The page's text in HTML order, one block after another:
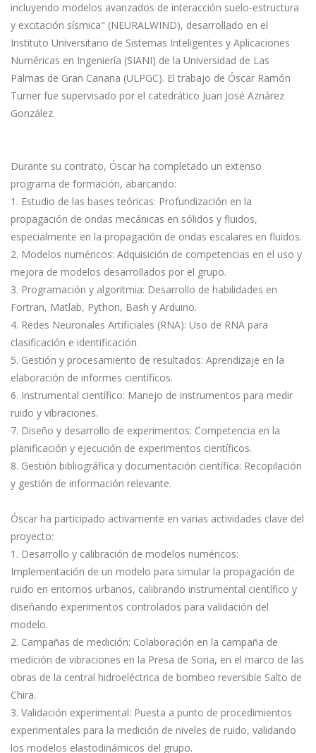
incluyendo modelos avanzados de interacción suelo-estructura
y excitación sísmica" (NEURALWIND), desarrollado en el
Instituto Universitario de Sistemas Inteligentes y Aplicaciones
Numéricas en Ingeniería (SIANI) de la Universidad de Las
Palmas de Gran Canaria (ULPGC). El trabajo de Óscar Ramón
Turner fue supervisado por el catedrático Juan José Aznárez
González.
Durante su contrato, Óscar ha completado un extenso
programa de formación, abarcando:
1. Estudio de las bases teóricas: Profundización en la
propagación de ondas mecánicas en sólidos y fluidos,
especialmente en la propagación de ondas escalares en fluidos.
2. Modelos numéricos: Adquisición de competencias en el uso y
mejora de modelos desarrollados por el grupo.
3. Programación y algoritmia: Desarrollo de habilidades en
Fortran, Matlab, Python, Bash y Arduino.
4. Redes Neuronales Artificiales (RNA): Uso de RNA para
clasificación e identificación.
5. Gestión y procesamiento de resultados: Aprendizaje en la
elaboración de informes científicos.
6. Instrumental científico: Manejo de instrumentos para medir
ruido y vibraciones.
7. Diseño y desarrollo de experimentos: Competencia en la
planificación y ejecución de experimentos científicos.
8. Gestión bibliográfica y documentación científica: Recopilación
y gestión de información relevante.
Óscar ha participado activamente en varias actividades clave del
proyecto:
1. Desarrollo y calibración de modelos numéricos:
Implementación de un modelo para simular la propagación de
ruido en entornos urbanos, calibrando instrumental científico y
diseñando experimentos controlados para validación del
modelo.
2. Campañas de medición: Colaboración en la campaña de
medición de vibraciones en la Presa de Soria, en el marco de las
obras de la central hidroeléctrica de bombeo reversible Salto de
Chira.
3. Validación experimental: Puesta a punto de procedimientos
experimentales para la medición de niveles de ruido, validando
los modelos elastodinámicos del grupo.